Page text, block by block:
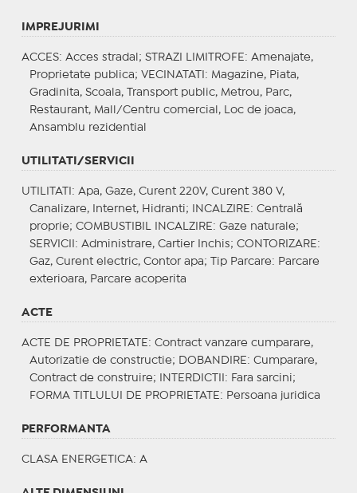
IMPREJURIMI
ACCES: Acces stradal; STRAZI LIMITROFE : Amenajate,
Proprietate publica; VECINATATI : Magazine, Piata,
Gradinita, Scoala, Transport public, Metrou, Parc,
Restaurant, Mall/Centru comercial, Loc de joaca,
Ansamblu rezidential
UTILITATI/SERVICII
UTILITATI : Apa, Gaze, Curent 220V, Curent 380 V,
Canalizare, Internet, Hidranti;
INCALZIRE : Centrală
proprie; COMBUSTIBIL INCALZIRE : Gaze naturale;
SERVICII : Administrare, Cartier Inchis; CONTORIZARE :
Gaz, Curent electric, Contor apa;
Tip Parcare: Parcare
exterioara, Parcare acoperita
ACTE
ACTE DE PROPRIETATE : Contract vanzare cumparare,
Autorizatie de constructie;
DOBANDIRE : Cumparare,
Contract de construire;
INTERDICTII : Fara sarcini;
FORMA TITLULUI DE PROPRIETATE : Persoana juridica
PERFORMANTA
CLASA ENERGETICA: A